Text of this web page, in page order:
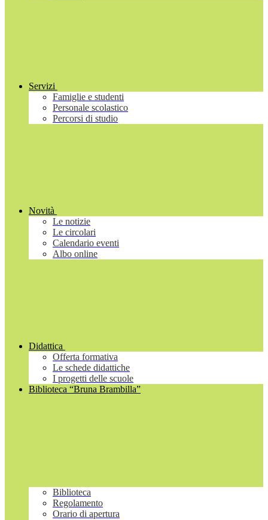
Servizi
Famiglie e studenti
Personale scolastico
Percorsi di studio
Novità
Le notizie
Le circolari
Calendario eventi
Albo online
Didattica
Offerta formativa
Le schede didattiche
I progetti delle scuole
Biblioteca “Bruna Brambilla”
Biblioteca
Regolamento
Orario di apertura